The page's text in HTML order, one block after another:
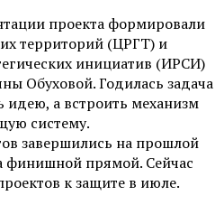
проекта формировали
территорий (ЦРГТ) и
инициатив (ИРСИ)
Обуховой. Годилась задача
идею, а встроить механизм
систему.
завершились на прошлой
финишной прямой. Сейчас
к защите в июле.